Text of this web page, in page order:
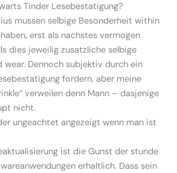
Tinder Lesebestatigung?
mussen selbige Besonderheit within
erst als nachstes vermogen
dies jeweilig zusatzliche selbige
wear. Dennoch subjektiv durch ein
fordern, aber meine
verweilen denn Mann – dasjenige
nicht.
ungeachtet angezeigt wenn man ist
ist die Gunst der stunde
erhaltlich. Dass sein